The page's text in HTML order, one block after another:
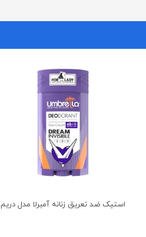
استیک ضد تعریق زنانه آمبرلا مدل دریم